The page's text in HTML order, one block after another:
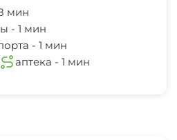
мин
- 1 мин
- 1 мин
аптека - 1 мин